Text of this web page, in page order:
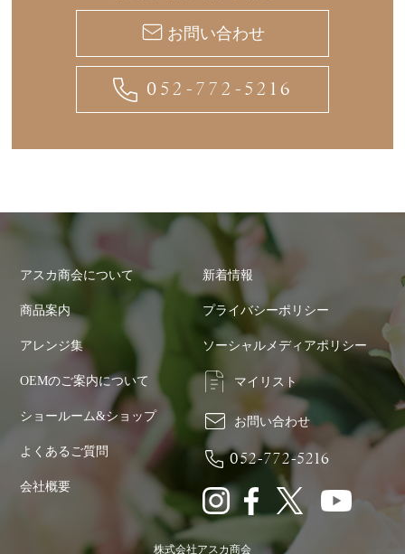
お問い合わせ
052-772-5216
アスカ商会について
商品案内
アレンジ集
OEMのご案内について
ショールーム&ショップ
よくあるご質問
会社概要
新着情報
プライバシーポリシー
ソーシャルメディアポリシー
マイリスト
お問い合わせ
052-772-5216
株式会社アスカ商会